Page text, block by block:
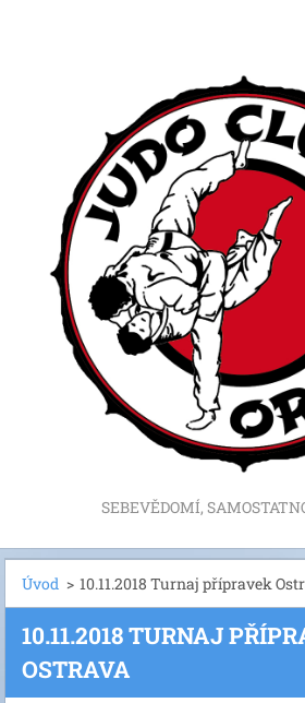
SEBEVĚDOMÍ,
Úvod > 10.11.2018 Turnaj přípravek
10.11.2018 TURNAJ
OSTRAVA